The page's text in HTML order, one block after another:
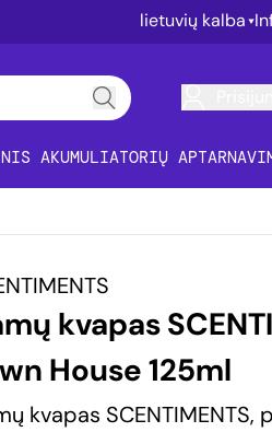
lietuvių kalba
AKUMULIATORIŲ
kvapas
House 125ml
kvapas SCENTIMENTS,